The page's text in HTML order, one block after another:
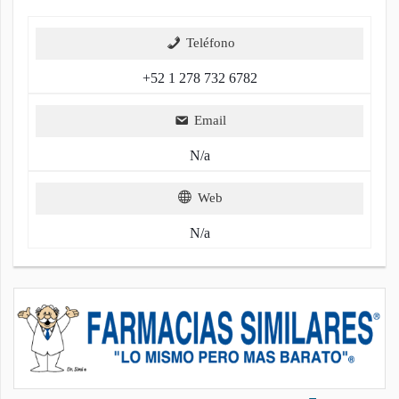
Teléfono
+52 1 278 732 6782
Email
N/a
Web
N/a